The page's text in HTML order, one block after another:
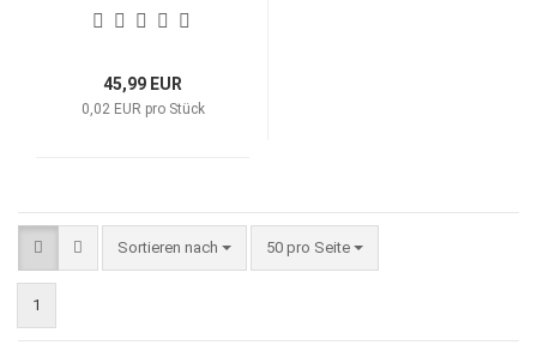
x 93 mm RP
45,99 EUR
0,02 EUR pro Stück
Sortieren nach
Sortieren nach 50 pro Seite
pro Seite
1